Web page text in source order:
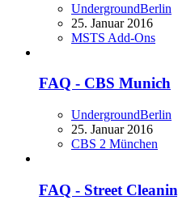
UndergroundBerlin
25. Januar 2016
MSTS Add-Ons
FAQ - CBS Munich
UndergroundBerlin
25. Januar 2016
CBS 2 München
FAQ - Street